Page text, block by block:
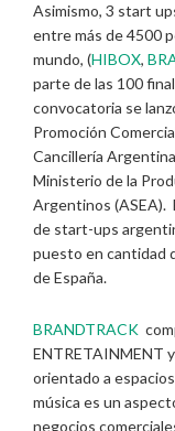
Asimismo, 3 start
entre más de 4500
mundo, (HIBOX,
parte de las 100
convocatoria se
Promoción
Cancillería
Ministerio de la
Argentinos (ASEA).
de start-ups
puesto en cantidad
de España.
BRANDTRACK
ENTRETAINMENT
orientado a
música es un
negocios